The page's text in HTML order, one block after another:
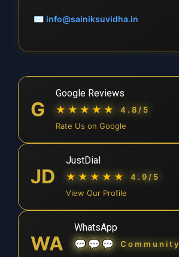
✉ info@sainiksuvidha.in
G
Google Reviews
★★★★★
4.8/5
Rate Us on Google
JD
JustDial
★★★★★
4.9/5
View Our Profile
WA
WhatsApp
💬💬💬
Community